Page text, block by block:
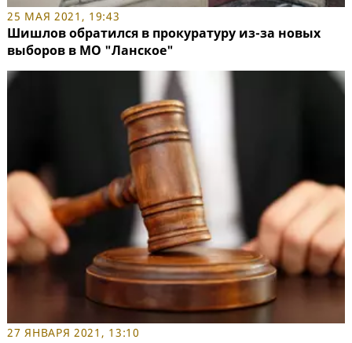
25 МАЯ 2021, 19:43
Шишлов обратился в прокуратуру из-за новых
выборов в МО "Ланское"
27 ЯНВАРЯ 2021, 13:10